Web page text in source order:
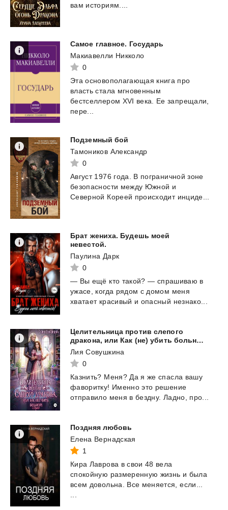
вам историям....
Самое главное. Государь
Макиавелли Никколо
0
Эта основополагающая книга про
власть стала мгновенным
бестселлером XVI века. Ее запрещали,
пере...
Подземный бой
Тамоников Александр
0
Август 1976 года. В пограничной зоне
безопасности между Южной и
Северной Кореей происходит инциде...
Брат жениха. Будешь моей
невестой.
Паулина Дарк
0
— Вы ещё кто такой? — спрашиваю в
ужасе,
когда рядом с домом меня
хватает красивый и опасный незнако...
Целительница против слепого
дракона, или Как (не) убить больного
Лия Совушкина
0
Казнить? Меня? Да я же спасла вашу
фаворитку! Именно это решение
отправило меня в бездну. Ладно, про...
Поздняя любовь
Елена Вернадская
1
Кира Лаврова в свои 48 вела
спокойную размеренную жизнь и была
всем довольна. Все меняется, если...